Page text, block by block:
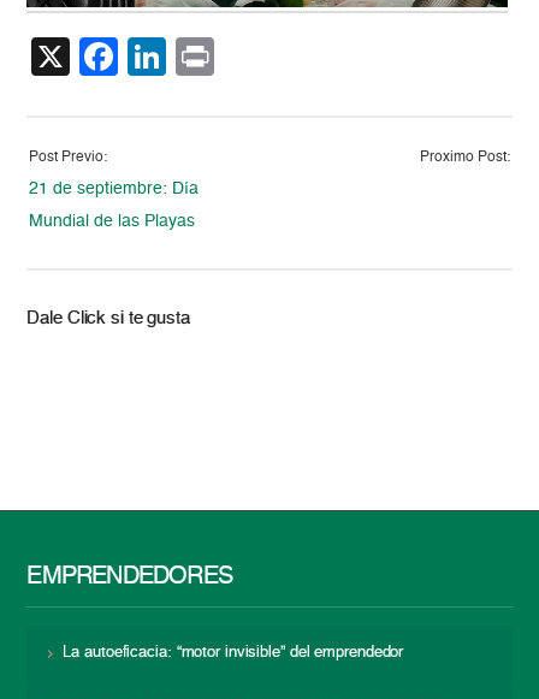
X Facebook
LinkedIn
Post Previo:
21 de septiembre: Día
Mundial de las Playas
Proximo Post:
Dale Click si te gusta
EMPRENDEDORES
La autoeficacia: “motor invisible” del emprendedor